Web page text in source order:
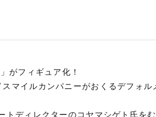
がフィギュア化！
マイルカンパニーがおくるデフォ
トディレクターのコヤマシゲト氏を